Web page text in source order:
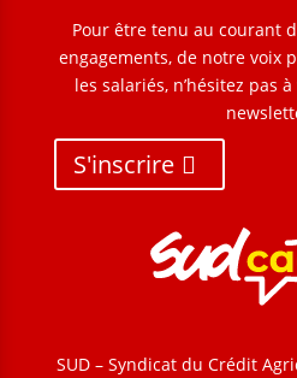
Pour être tenu au courant
engagements, de notre voix
les salariés, n’hésitez pas
S'inscrire
SUD – Syndicat du Crédit